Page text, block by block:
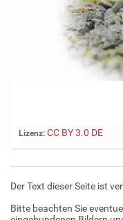
Z
e
Lizenz: CC BY 3.0 DE
Der Text dieser Seite ist
Bitte beachten Sie